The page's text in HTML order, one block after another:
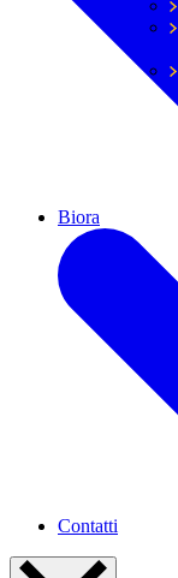
Biora
Contatti